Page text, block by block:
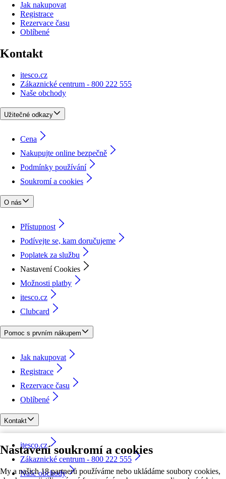
Nastavení soukromí a cookies
My a našich 18 partnerů používáme nebo ukládáme soubory cookies,
Jak nakupovat
Registrace
Rezervace času
Oblíbené
Kontakt
itesco.cz
Zákaznické centrum - 800 222 555
Naše obchody
Užitečné odkazy
Cena
Nakupujte online bezpečně
Podmínky používání
Soukromí a cookies
O nás
Přístupnost
Podívejte se, kam doručujeme
Poplatek za službu
Nastavení Cookies
Možnosti platby
itesco.cz
Clubcard
Pomoc s prvním nákupem
Jak nakupovat
Registrace
Rezervace času
Oblíbené
Kontakt
itesco.cz
Zákaznické centrum - 800 222 555
Naše obchody